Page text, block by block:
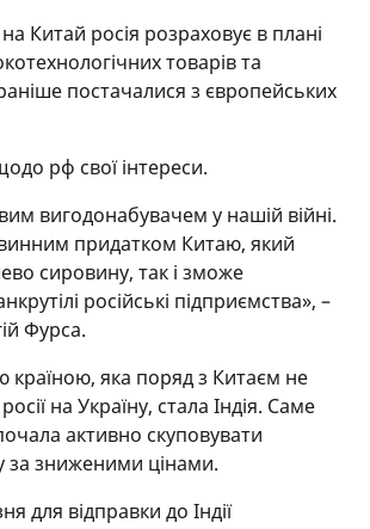
Китай росія розраховує в плані
товарів та
постачалися з європейських
рф свої інтереси.
вигодонабувачем у нашій війні.
придатком Китаю, який
сировину, так і зможе
російські підприємства», –
Фурса.
країною, яка поряд з Китаєм не
на Україну, стала Індія. Саме
активно скуповувати
за зниженими цінами.
для відправки до Індії